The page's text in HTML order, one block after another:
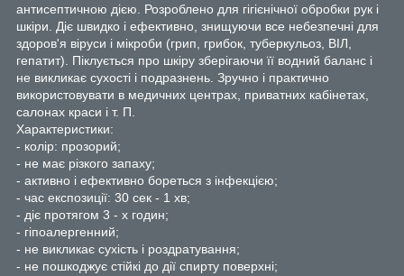
антисептичною дією. Розроблено для гігієнічної обробки рук і
шкіри. Діє швидко і ефективно, знищуючи все небезпечні для
здоров'я віруси і мікроби (грип, грибок, туберкульоз, ВІЛ,
гепатит). Піклується про шкіру зберігаючи її водний баланс і
не викликає сухості і подразнень. Зручно і практично
використовувати в медичних центрах, приватних кабінетах,
салонах краси і т. П.
Характеристики:
- колір: прозорий;
- не має різкого запаху;
- активно і ефективно бореться з інфекцією;
- час експозиції: 30 сек - 1 хв;
- діє протягом 3 - х годин;
- гіпоалергенний;
- не викликає сухість і роздратування;
- не пошкоджує стійкі до дії спирту поверхні;